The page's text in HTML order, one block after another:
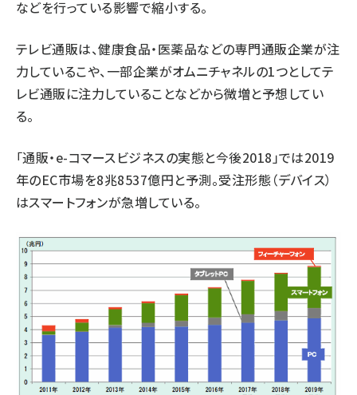
などを行っている影響で縮小する。
テレビ通販は、健康食品・医薬品などの専門通販企業が注
力しているこや、一部企業がオムニチャネルの1つとしてテ
レビ通販に注力していることなどから微増と予想してい
る。
「通販・e-コマースビジネスの実態と今後2018」では2019
年のEC市場を8兆8537億円と予測。受注形態（デバイス）
はスマートフォンが急増している。